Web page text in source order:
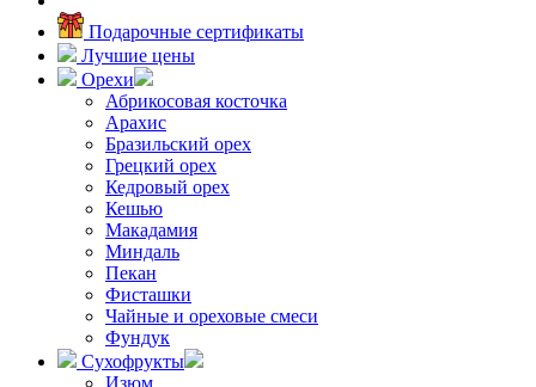
Подарочные сертификаты
Лучшие цены
Орехи
Абрикосовая косточка
Арахис
Бразильский орех
Грецкий орех
Кедровый орех
Кешью
Макадамия
Миндаль
Пекан
Фисташки
Чайные и ореховые смеси
Фундук
Сухофрукты
Изюм